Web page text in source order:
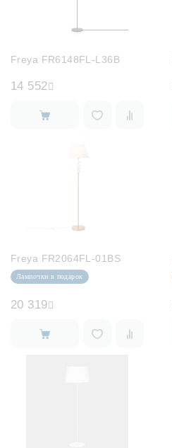
Freya FR6148FL-L36B
14 552
Freya FR2064FL-01BS
Лампочки в подарок
20 319